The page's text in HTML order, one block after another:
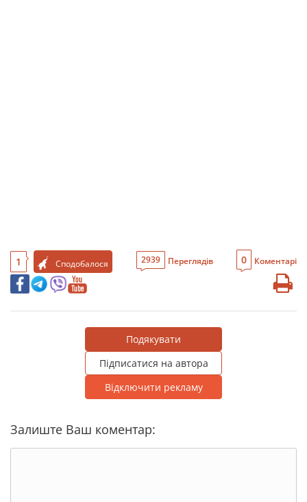
1 Сподобалося 2939 Переглядів 0 Коментарі
Подякувати
Підписатися на автора
Відключити рекламу
Залиште Ваш коментар: